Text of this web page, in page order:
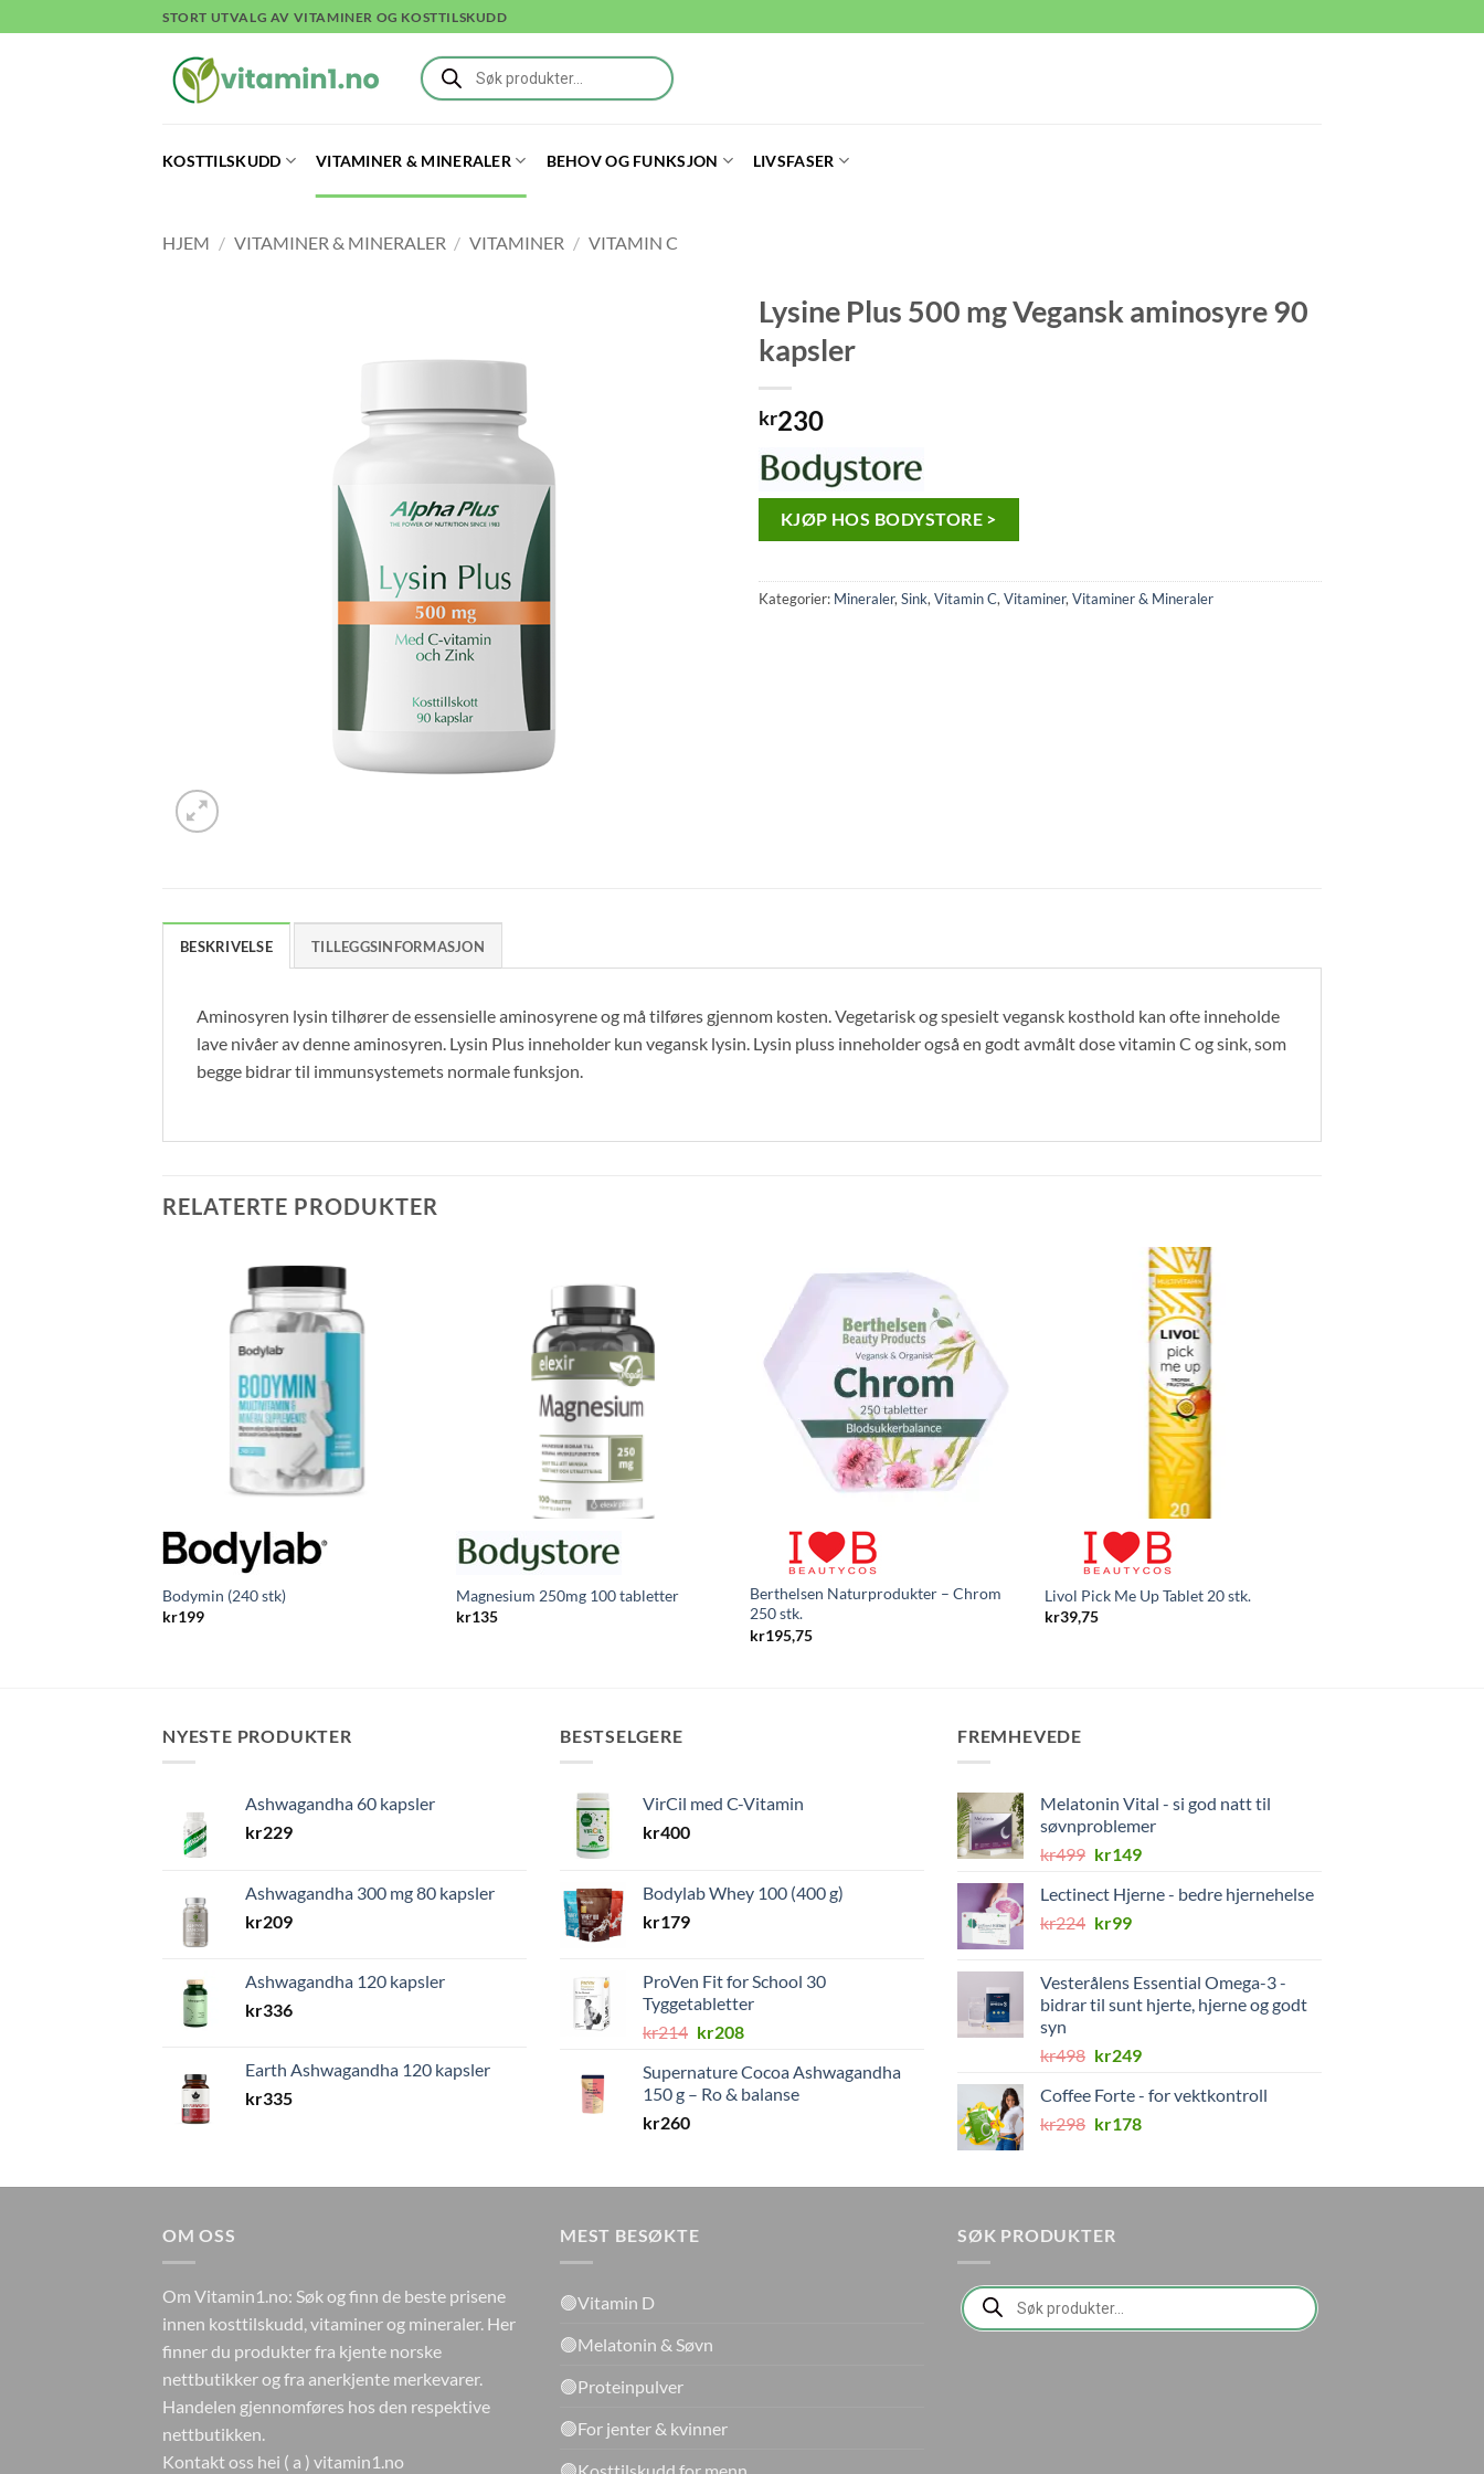
to
STORT UTVALG AV VITAMINER OG KOSTTILSKUDD
Products
search
KOSTTILSKUDD VITAMINER & MINERALER BEHOV OG FUNKSJON LIVSFASER
HJEM / VITAMINER & MINERALER / VITAMINER / VITAMIN C
Lysine Plus 500 mg Vegansk aminosyre 90
kapsler
kr230
KJØP HOS BODYSTORE >
Kategorier: Mineraler,Sink,Vitamin C,Vitaminer,Vitaminer & Mineraler
BESKRIVELSE TILLEGGSINFORMASJON
Aminosyren lysin tilhører de essensielle aminosyrene og må tilføres gjennom kosten. Vegetarisk og spesielt vegansk kosthold kan ofte inneholde
lave nivåer av denne aminosyren. Lysin Plus inneholder kun vegansk lysin. Lysin pluss inneholder også en godt avmålt dose vitamin C og sink, som
begge bidrar til immunsystemets normale funksjon.
RELATERTE PRODUKTER
Bodymin (240 stk)
kr199
Magnesium 250mg 100 tabletter
kr135
Berthelsen Naturprodukter – Chrom
250 stk.
kr195,75
Livol Pick Me Up Tablet 20 stk.
kr39,75
NYESTE PRODUKTER
Ashwagandha 60 kapsler
kr229
Ashwagandha 300 mg 80 kapsler
kr209
Ashwagandha 120 kapsler
kr336
Earth Ashwagandha 120 kapsler
kr335
BESTSELGERE
VirCil med C-Vitamin
kr400
Bodylab Whey 100 (400 g)
kr179
ProVen Fit for School 30
Tyggetabletter
kr214 Opprinnelig
var:
kr214.
kr208Nåværende
er:
kr208.
Supernature Cocoa Ashwagandha
150 g – Ro & balanse
kr260
FREMHEVEDE
Melatonin Vital - si god natt til
søvnproblemer
kr499 Opprinnelig
var:
kr499.
kr149Nåværende
er:
Lectinect Hjerne - bedre hjernehelse
kr224 Opprinnelig
kr224.
kr99Nåværende
kr99.
Vesterålens Essential Omega-3 -
bidrar til sunt hjerte, hjerne og godt
syn
kr498 Opprinnelig
var:
kr498.
kr249Nåværende
er:
kr249.
Coffee Forte - for vektkontroll
kr298 Opprinnelig
kr298.
kr178Nåværende
kr178.
OM OSS
Om Vitamin1.no: Søk og finn de beste prisene
innen kosttilskudd, vitaminer og mineraler. Her
finner du produkter fra kjente norske
nettbutikker og fra anerkjente merkevarer.
Handelen gjennomføres hos den respektive
nettbutikken.
Kontakt oss hei ( a ) vitamin1.no
MEST BESØKTE
🟢Vitamin D
🟢Melatonin & Søvn
🟢Proteinpulver
🟢For jenter & kvinner
🟢Kosttilskudd for menn
SØK PRODUKTER
Products
search